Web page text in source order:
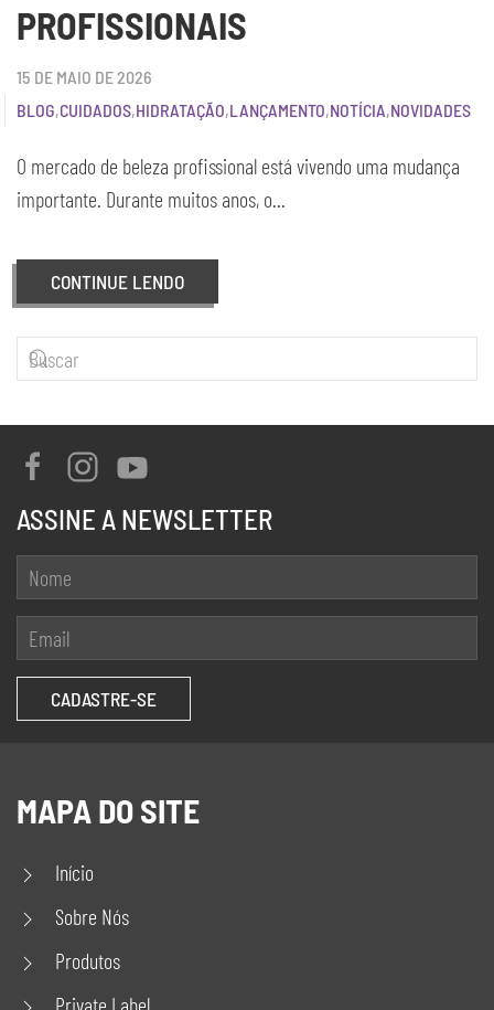
PROFISSIONAIS
15 DE MAIO DE 2026
BLOG,CUIDADOS,HIDRATAÇÃO,LANÇAMENTO,NOTÍCIA,NOVIDADES
O mercado de beleza profissional está vivendo uma mudança
importante. Durante muitos anos, o...
CONTINUE LENDO
ASSINE A NEWSLETTER
MAPA DO SITE
Início
Sobre Nós
Produtos
Private Label